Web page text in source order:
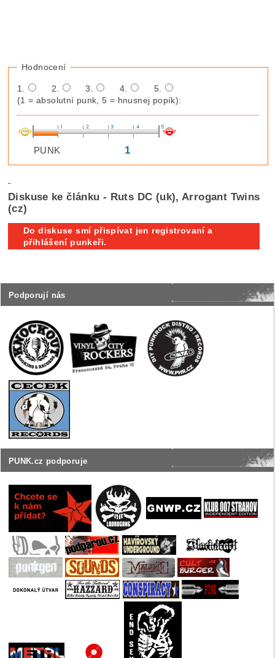
Podporují nás
PUNK.cz podporuje
Hodnocení
1. 2. 3. 4.
5.
(1 = absolutní punk, 5 = hnusnej popík):
PUNK 1
Diskuse ke článku - Ruts DC (uk), Arrogant Twins
(cz)
Do diskuse smí přispívat jen registrovaní a
přihlášení punkeři.